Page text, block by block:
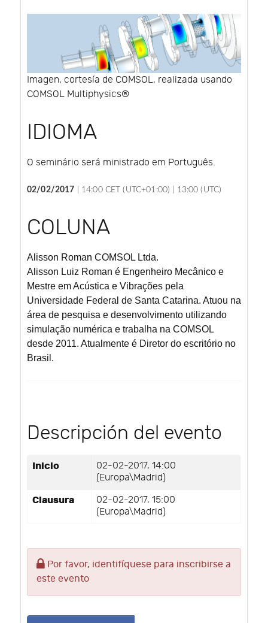
Imagen, cortesía de COMSOL, realizada usando
COMSOL Multiphysics®
IDIOMA
O seminário será ministrado em Português.
02/02/2017 14:00 CET (UTC+01:00) | 13:00 (UTC)
COLUNA
Alisson Roman COMSOL Ltda.
Alisson Luiz Roman é Engenheiro Mecânico e
Mestre em Acústica e Vibrações pela
Universidade Federal de Santa Catarina. Atuou na
área de pesquisa e desenvolvimento utilizando
simulação numérica e trabalha na COMSOL
desde 2011. Atualmente é Diretor do escritório no
Brasil.
Descripción del evento
Inicio
02-02-2017, 14:00
(Europa\Madrid)
Clausura
02-02-2017, 15:00
(Europa\Madrid)
Por favor, identifíquese para inscribirse a
este evento